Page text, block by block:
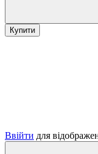
Купити
Ввійти для